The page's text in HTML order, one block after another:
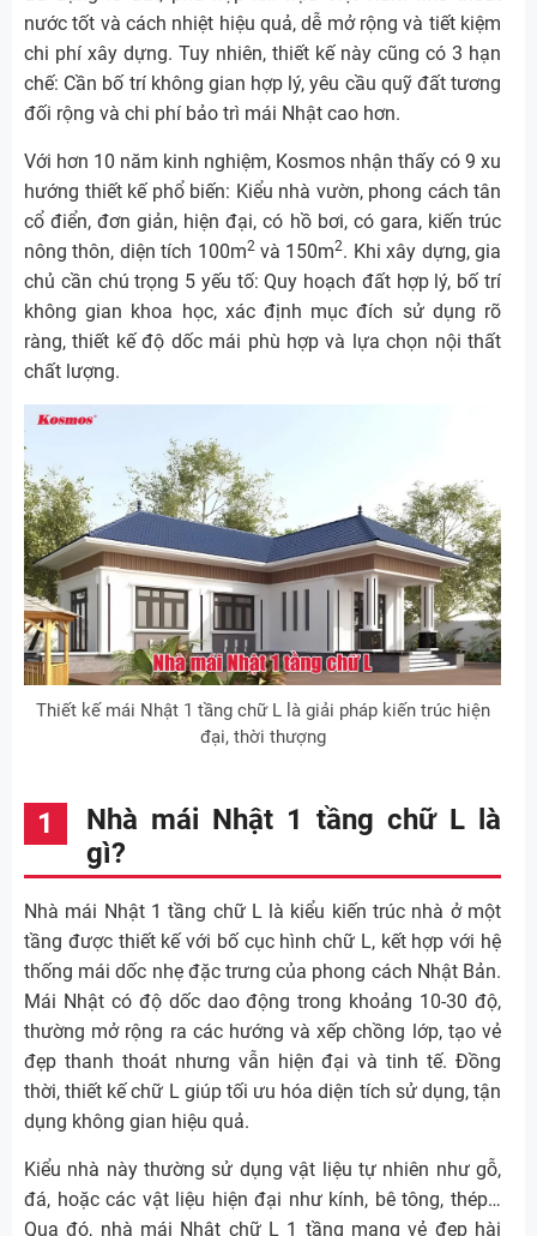
nước tốt và cách nhiệt hiệu quả, dễ mở rộng và tiết kiệm
chi phí xây dựng. Tuy nhiên, thiết kế này cũng có 3 hạn
chế: Cần bố trí không gian hợp lý, yêu cầu quỹ đất tương
đối rộng và chi phí bảo trì mái Nhật cao hơn.
Với hơn 10 năm kinh nghiệm, Kosmos nhận thấy có 9 xu
hướng thiết kế phổ biến: Kiểu nhà vườn, phong cách tân
cổ điển, đơn giản, hiện đại, có hồ bơi, có gara, kiến trúc
nông thôn, diện tích 100m2và 150m2. Khi xây dựng, gia
chủ cần chú trọng 5 yếu tố: Quy hoạch đất hợp lý, bố trí
không gian khoa học, xác định mục đích sử dụng rõ
ràng, thiết kế độ dốc mái phù hợp và lựa chọn nội thất
chất lượng.
Thiết kế mái Nhật 1 tầng chữ L là giải pháp kiến trúc hiện
đại, thời thượng
Nhà mái Nhật 1 tầng chữ L là
gì?
Nhà mái Nhật 1 tầng chữ L là kiểu kiến trúc nhà ở một
tầng được thiết kế với bố cục hình chữ L, kết hợp với hệ
thống mái dốc nhẹ đặc trưng của phong cách Nhật Bản.
Mái Nhật có độ dốc dao động trong khoảng 10-30 độ,
thường mở rộng ra các hướng và xếp chồng lớp, tạo vẻ
đẹp thanh thoát nhưng vẫn hiện đại và tinh tế. Đồng
thời, thiết kế chữ L giúp tối ưu hóa diện tích sử dụng, tận
dụng không gian hiệu quả.
Kiểu nhà này thường sử dụng vật liệu tự nhiên như gỗ,
đá, hoặc các vật liệu hiện đại như kính, bê tông, thép…
Qua đó, nhà mái Nhật chữ L 1 tầng mang vẻ đẹp hài